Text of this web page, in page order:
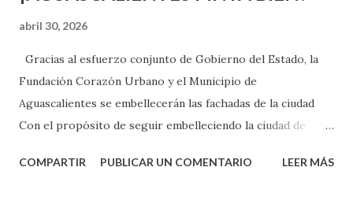
abril 30, 2026
Gracias al esfuerzo conjunto de Gobierno del Estado, la
Fundación Corazón Urbano y el Municipio de
Aguascalientes se embellecerán las fachadas de la ciudad
Con el propósito de seguir embelleciendo la ciudad de
municipal, Leo Montañez dio inicio al programa
COMPARTIR PUBLICAR UN COMENTARIO LEER MÁS